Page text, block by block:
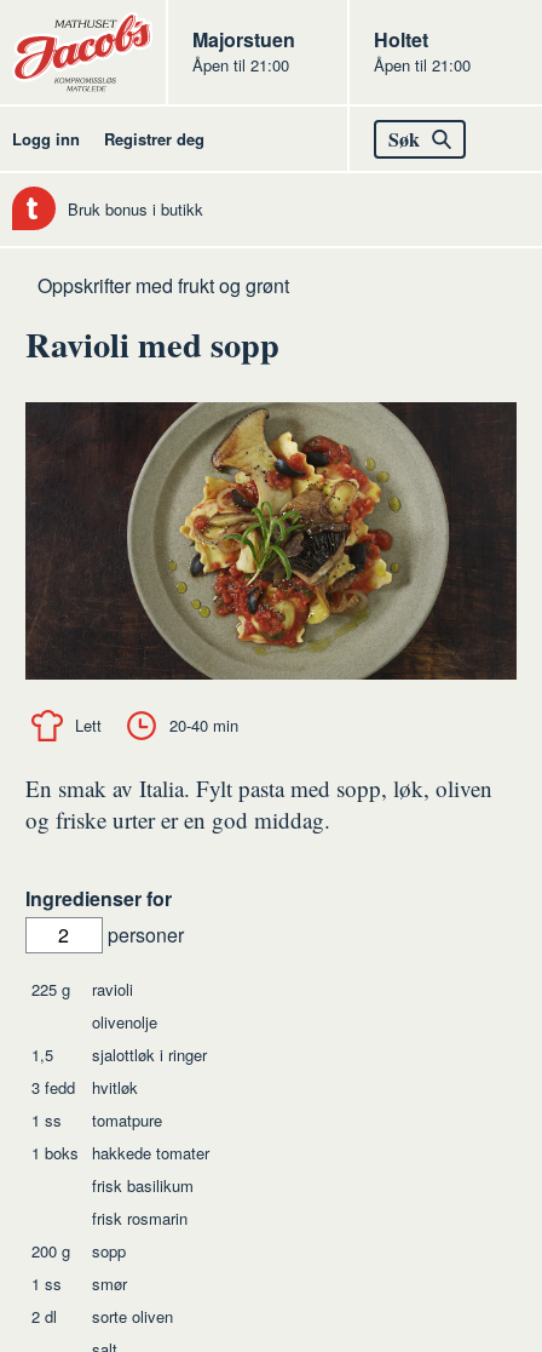
Butikker
Jacobs
Majorstuen
Åpen til 21:00
Jacobs
Holtet
Åpen til 21:00
Logg inn Registrer deg Søk
Bruk bonus i butikk
Hjem
Frukt
grønt
Oppskrifter med frukt og grønt
Ravioli med sopp
Lett 20-40 min
En smak av Italia. Fylt pasta med sopp, løk, oliven
og friske urter er en god middag.
Ingredienser for
personer
Ingredienser
225g
ravioli
olivenolje
1,5
sjalottløk i ringer
3fedd
hvitløk
1 ss
tomatpure
1 boks
hakkede tomater
frisk basilikum
frisk rosmarin
200g
sopp
1 ss
smør
2dl
sorte oliven